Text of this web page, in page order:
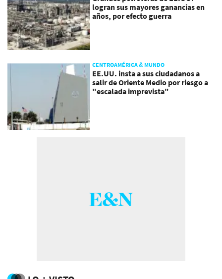
logran sus mayores ganancias en
años, por efecto guerra
CENTROAMÉRICA & MUNDO
EE.UU. insta a sus ciudadanos a
salir de Oriente Medio por riesgo a
"escalada imprevista"